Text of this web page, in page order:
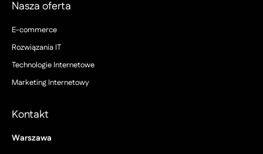
Nasza oferta
E-commerce
Rozwiązania IT
Technologie Internetowe
Marketing Internetowy
Kontakt
Warszawa